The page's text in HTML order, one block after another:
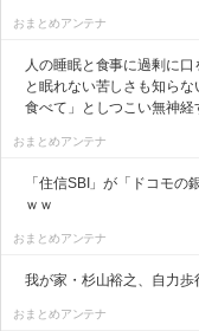
おまとめアンテナ
人の睡眠と食事に過剰に
と眠れない苦しさも知ら
食べて」としつこい無神経
おまとめアンテナ
「住信SBI」が「ドコモ
ｗｗ
おまとめアンテナ
我が家・杉山裕之、自力
おまとめアンテナ